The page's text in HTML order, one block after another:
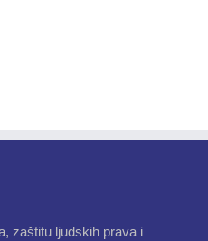
zaštitu ljudskih prava i